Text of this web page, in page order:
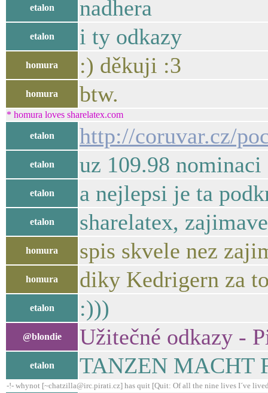
etalon nadhera
etalon i ty odkazy
homura :) děkuji :3
homura btw.
* homura loves sharelatex.com
etalon http://coruvar.cz/
etalon uz 109.98 nominaci
etalon a nejlepsi je ta
etalon sharelatex,
homura spis skvele nez
homura diky Kedrigern za
etalon :)))
@blondie Užitečné odkazy -
etalon TANZEN MACHT
-!- whynot [~chatzilla@irc.pirati.cz] has quit [Quit: Of all the nine lives I´ve